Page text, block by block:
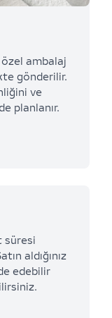
ambalaj
gönderilir.
ve
planlanır.
süresi
aldığınız
edebilir